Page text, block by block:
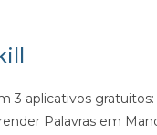
3 aplicativos
Palavras em